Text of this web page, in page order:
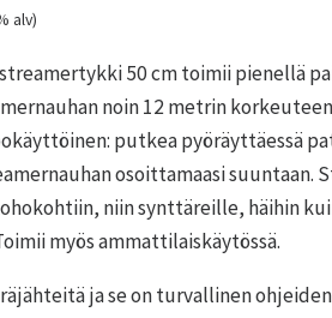
alv)
50 cm toimii pienellä
noin 12 metrin
putkea pyöräyttäessä
osoittamaasi suuntaan.
niin synttäreille, häihin
myös ammattilaiskäytössä.
ja se on turvallinen